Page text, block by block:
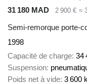
31 180 MAD
2 900 € ≈
Semi-remorque porte-
1998
Capacité de charge 34
Suspension
Poids net à vide 3 600